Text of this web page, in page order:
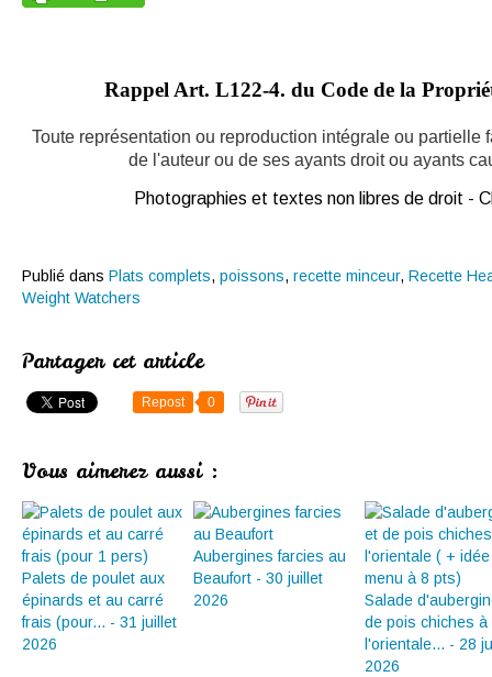
Rappel Art. L122-4. du Code de la
Toute représentation ou reproduction intégrale ou partielle
de l'auteur ou de ses ayants droit ou ayants
Photographies et textes non libres de droit -
Publié dans Plats complets, poissons, recette minceur, Recette
Weight Watchers
Partager cet article
Repost 0
Vous aimerez aussi :
Palets de poulet aux
épinards et au carré
frais (pour... - 31 juillet
2026
Aubergines farcies au
Beaufort - 30 juillet
2026
Salade
de pois chiches à
l'orientale... - 28
2026